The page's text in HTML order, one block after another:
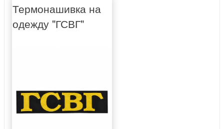
Термонашивка на
одежду "ГСВГ"